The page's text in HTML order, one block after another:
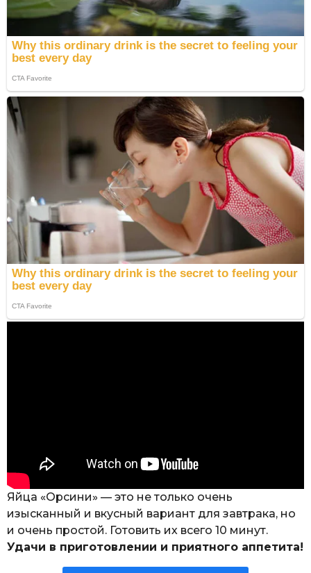
Яйца «Орсини» — это не только очень
изысканный и вкусный вариант для завтрака, но
и очень простой. Готовить их всего 10 минут.
Удачи в приготовлении и приятного аппетита!